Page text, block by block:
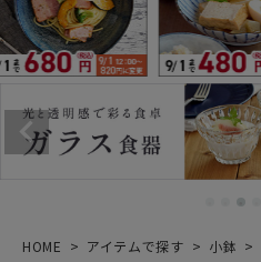
HOME アイテムで探す 小鉢